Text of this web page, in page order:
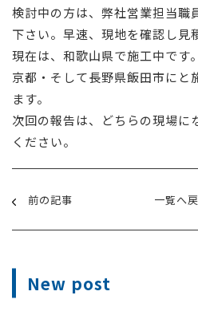
検討中の方は、弊社営業担当職
下さい。早速、現地を確認し見
現在は、和歌山県で施工中です
京都・そして長野県飯田市にと
ます。
次回の報告は、どちらの現場に
ください。
前の記事 一覧へ
New post